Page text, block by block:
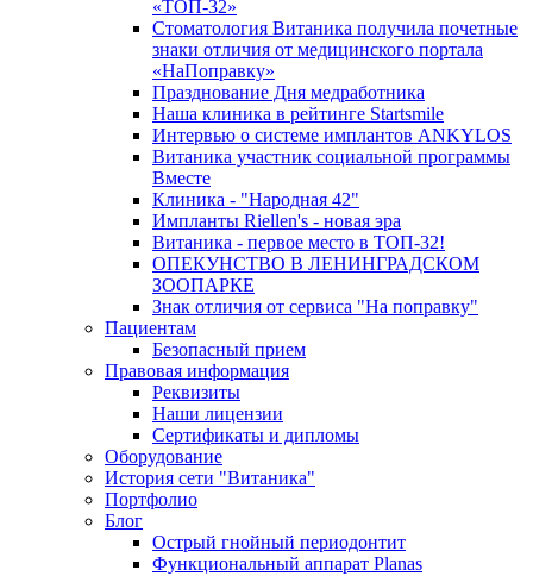
«ТОП-32»
Стоматология Витаника получила почетные
знаки отличия от медицинского портала
«НаПоправку»
Празднование Дня медработника
Наша клиника в рейтинге Startsmile
Интервью о системе имплантов ANKYLOS
Витаника участник социальной программы
Вместе
Клиника - "Народная 42"
Импланты Riellen's - новая эра
Витаника - первое место в ТОП-32!
ОПЕКУНСТВО В ЛЕНИНГРАДСКОМ
ЗООПАРКЕ
Знак отличия от сервиса "На поправку"
Пациентам
Безопасный прием
Правовая информация
Реквизиты
Наши лицензии
Сертификаты и дипломы
Оборудование
История сети "Витаника"
Портфолио
Блог
Острый гнойный периодонтит
Функциональный аппарат Planas